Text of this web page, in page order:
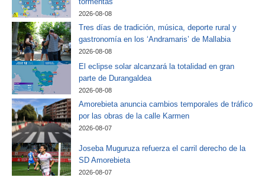
2026-08-08
Tres días de tradición, música, deporte rural y
gastronomía en los ‘Andramaris’ de Mallabia
2026-08-08
El eclipse solar alcanzará la totalidad en gran
parte de Durangaldea
2026-08-08
Amorebieta anuncia cambios temporales de tráfico
por las obras de la calle Karmen
2026-08-07
Joseba Muguruza refuerza el carril derecho de la
SD Amorebieta
2026-08-07